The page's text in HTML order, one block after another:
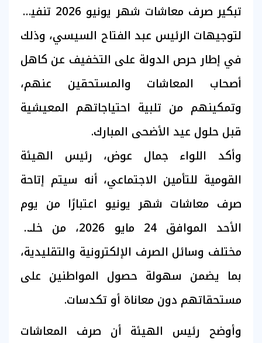
تبكير صرف معاشات شهر يونيو 2026 تنفيذًا
لتوجيهات الرئيس عبد الفتاح السيسي، وذلك
في إطار حرص الدولة على التخفيف عن كاهل
أصحاب المعاشات والمستحقين عنهم،
وتمكينهم من تلبية احتياجاتهم المعيشية
قبل حلول عيد الأضحى المبارك.
وأكد اللواء جمال عوض، رئيس الهيئة
القومية للتأمين الاجتماعي، أنه سيتم إتاحة
صرف معاشات شهر يونيو اعتبارًا من يوم
الأحد الموافق 24 مايو 2026، من خلال
مختلف وسائل الصرف الإلكترونية والتقليدية،
بما يضمن سهولة حصول المواطنين على
مستحقاتهم دون معاناة أو تكدسات.
وأوضح رئيس الهيئة أن صرف المعاشات